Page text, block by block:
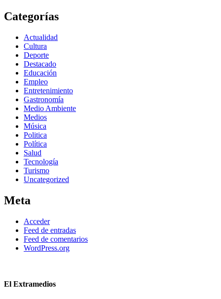
Categorías
Actualidad
Cultura
Deporte
Destacado
Educación
Empleo
Entretenimiento
Gastronomía
Medio Ambiente
Medios
Música
Politica
Política
Salud
Tecnología
Turismo
Uncategorized
Meta
Acceder
Feed de entradas
Feed de comentarios
WordPress.org
El Extramedios